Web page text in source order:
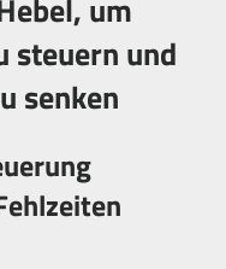
um
steuern und
senken